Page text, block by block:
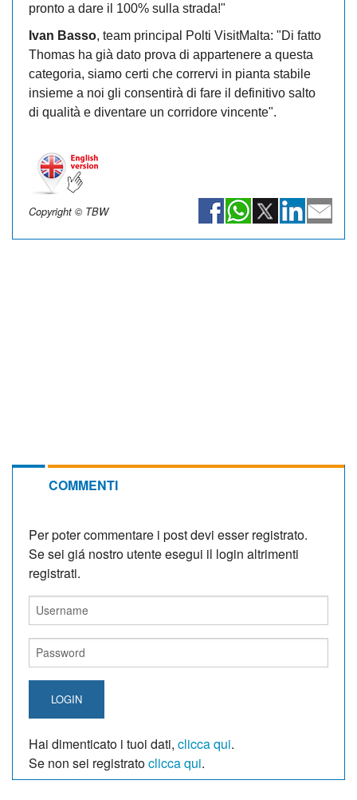
pronto a dare il 100% sulla strada!"
Ivan Basso, team principal Polti VisitMalta: "Di fatto
Thomas ha già dato prova di appartenere a questa
categoria, siamo certi che corrervi in pianta stabile
insieme a noi gli consentirà di fare il definitivo salto
di qualità e diventare un corridore vincente".
Copyright © TBW
COMMENTI
Per poter commentare i post devi esser registrato.
Se sei giá nostro utente esegui il login altrimenti
registrati.
LOGIN
Hai dimenticato i tuoi dati, clicca qui.
Se non sei registratoclicca qui.